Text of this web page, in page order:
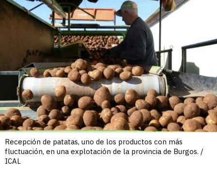
Recepción de patatas, uno de los productos con más
fluctuación, en una explotación de la provincia de Burgos. /
ICAL